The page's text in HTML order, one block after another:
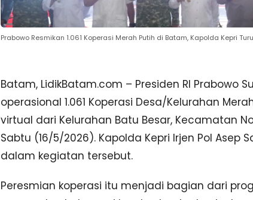
Prabowo Resmikan 1.061 Koperasi Merah Putih di Batam, Kapolda Kepri
Batam, LidikBatam.com – Presiden RI Prabowo
operasional 1.061 Koperasi Desa/Kelurahan
virtual dari Kelurahan Batu Besar, Kecamatan
Sabtu (16/5/2026). Kapolda Kepri Irjen Pol Asep
dalam kegiatan tersebut.
Peresmian koperasi itu menjadi bagian dari